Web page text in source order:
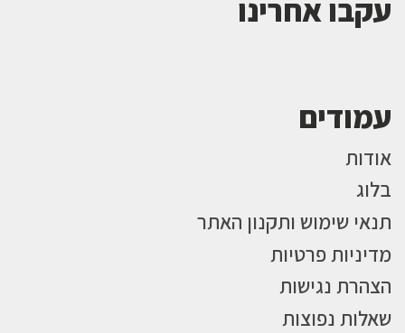
עקבו אחרינו
עמודים
אודות
בלוג
תנאי שימוש ותקנון האתר
מדיניות פרטיות
הצהרת נגישות
שאלות נפוצות